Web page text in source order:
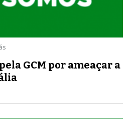
GCM por ameaçar a